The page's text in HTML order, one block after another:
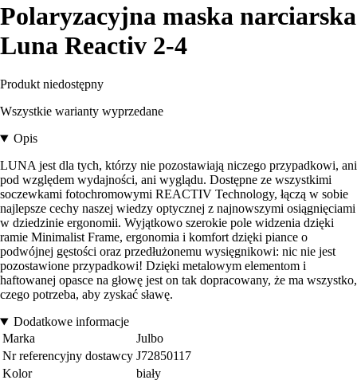
Polaryzacyjna maska narciarska
Luna Reactiv 2-4
Produkt niedostępny
Wszystkie warianty wyprzedane
Opis
LUNA jest dla tych, którzy nie pozostawiają niczego przypadkowi, ani
pod względem wydajności, ani wyglądu. Dostępne ze wszystkimi
soczewkami fotochromowymi REACTIV Technology, łączą w sobie
najlepsze cechy naszej wiedzy optycznej z najnowszymi osiągnięciami
w dziedzinie ergonomii. Wyjątkowo szerokie pole widzenia dzięki
ramie Minimalist Frame, ergonomia i komfort dzięki piance o
podwójnej gęstości oraz przedłużonemu wysięgnikowi: nic nie jest
pozostawione przypadkowi! Dzięki metalowym elementom i
haftowanej opasce na głowę jest on tak dopracowany, że ma wszystko,
czego potrzeba, aby zyskać sławę.
Dodatkowe informacje
Marka
Julbo
Nr referencyjny dostawcy J72850117
Kolor
biały